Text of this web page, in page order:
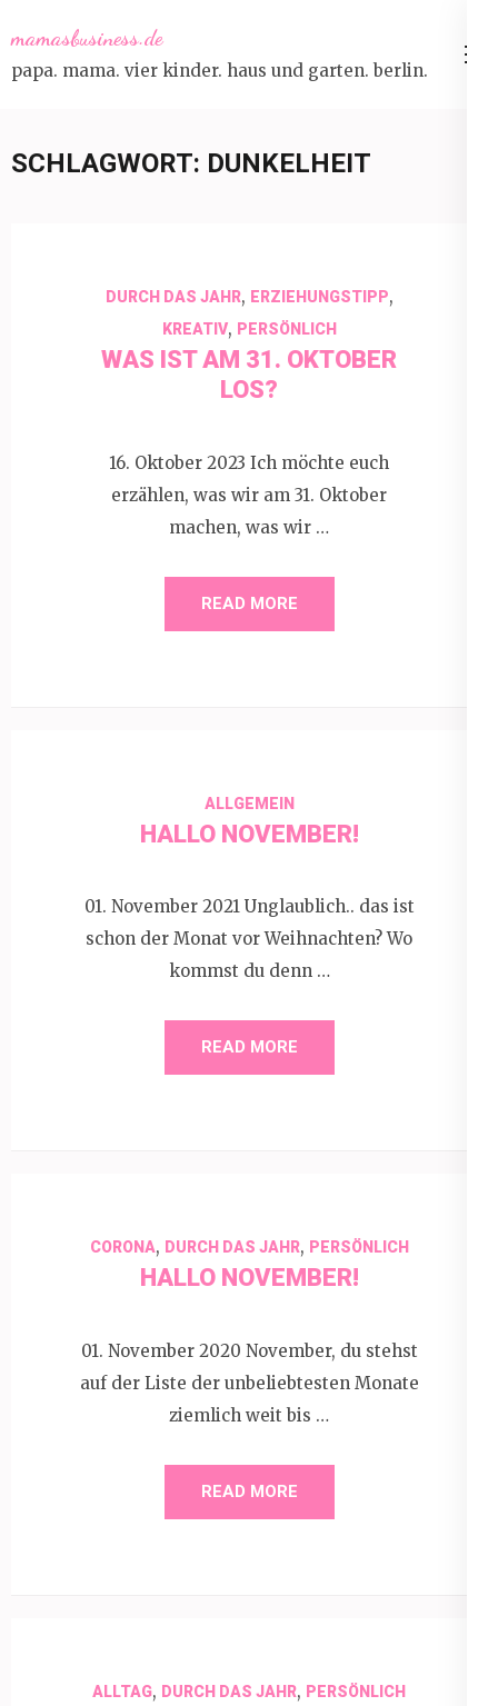
to
content
mamasbusiness.de
papa. mama. vier kinder. haus und garten. berlin.
SCHLAGWORT: DUNKELHEIT
DURCH DAS JAHR, ERZIEHUNGSTIPP,
KREATIV, PERSÖNLICH
WAS IST AM 31. OKTOBER
LOS?
16. Oktober 2023 Ich möchte euch
erzählen, was wir am 31. Oktober
machen, was wir …
READ MORE
ALLGEMEIN
HALLO NOVEMBER!
01. November 2021 Unglaublich.. das ist
schon der Monat vor Weihnachten? Wo
kommst du denn …
READ MORE
CORONA, DURCH DAS JAHR, PERSÖNLICH
HALLO NOVEMBER!
01. November 2020 November, du stehst
auf der Liste der unbeliebtesten Monate
ziemlich weit bis …
READ MORE
ALLTAG, DURCH DAS JAHR, PERSÖNLICH